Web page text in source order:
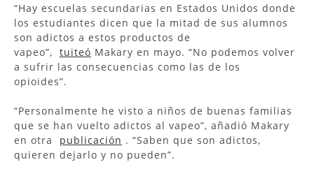
“Hay escuelas secundarias en Estados Unidos donde
los estudiantes dicen que la mitad de sus alumnos
son adictos a estos productos de
vapeo”, tuiteó Makary en mayo. “No podemos volver
a sufrir las consecuencias como las de los
opioides”.
“Personalmente he visto a niños de buenas familias
que se han vuelto adictos al vapeo”, añadió Makary
en otra publicación . “Saben que son adictos,
quieren dejarlo y no pueden”.